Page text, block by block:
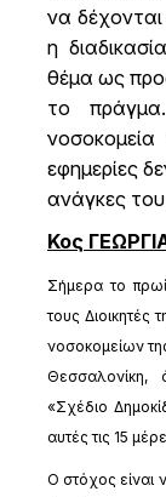
να δέχονται
η
θέμα ως
το
εφημερίες
ανάγκες
Κος
Σήμερα το
τους Διοικητές
νοσοκομείων της
Θεσσαλονίκη,
«Σχέδιο
αυτές τις 15
Ο στόχος είναι